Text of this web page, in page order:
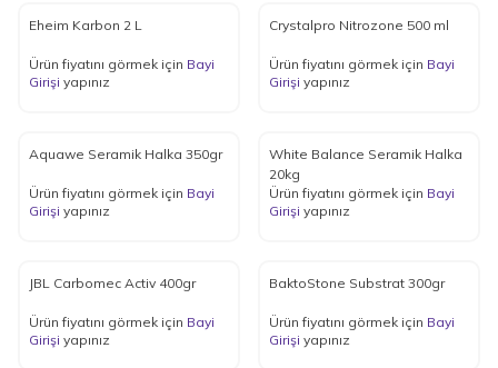
Eheim Karbon 2 L
Ürün fiyatını görmek için Bayi
Girişi yapınız
Crystalpro Nitrozone 500 ml
Ürün fiyatını görmek için Bayi
Girişi yapınız
Aquawe Seramik Halka 350gr
Ürün fiyatını görmek için Bayi
Girişi yapınız
White Balance Seramik Halka
20kg
Ürün fiyatını görmek için Bayi
Girişi yapınız
JBL Carbomec Activ 400gr
Ürün fiyatını görmek için Bayi
Girişi yapınız
BaktoStone Substrat 300gr
Ürün fiyatını görmek için Bayi
Girişi yapınız